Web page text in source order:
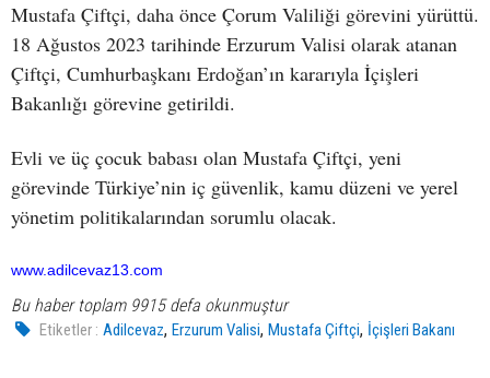
Mustafa Çiftçi, daha önce Çorum Valiliği görevini yürüttü.
18 Ağustos 2023 tarihinde Erzurum Valisi olarak atanan
Çiftçi, Cumhurbaşkanı Erdoğan’ın kararıyla İçişleri
Bakanlığı görevine getirildi.
Evli ve üç çocuk babası olan Mustafa Çiftçi, yeni
görevinde Türkiye’nin iç güvenlik, kamu düzeni ve yerel
yönetim politikalarından sorumlu olacak.
www.adilcevaz13.com
Bu haber toplam 9915 defa okunmuştur
Etiketler : Adilcevaz,Erzurum Valisi,Mustafa Çiftçi, İçişleri Bakanı